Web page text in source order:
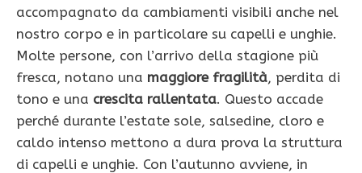
accompagnato da cambiamenti visibili anche nel
nostro corpo e in particolare su capelli e unghie.
Molte persone, con l’arrivo della stagione più
fresca, notano una maggiore fragilità, perdita di
tono e una crescita rallentata. Questo accade
perché durante l’estate sole, salsedine, cloro e
caldo intenso mettono a dura prova la struttura
di capelli e unghie. Con l’autunno avviene, in